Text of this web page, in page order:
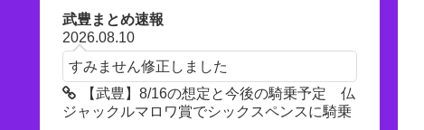
武豊まとめ速報
2026.08.10
すみません修正しました
【武豊】8/16の想定と今後の騎乗予定 仏
ジャックルマロワ賞でシックスペンスに騎乗